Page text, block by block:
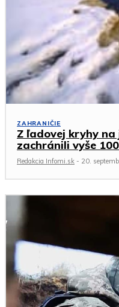
ZAHRANIČIE
Z ľadovej kryhy na
zachránili vyše
Redakcia Infomi.sk - 20.